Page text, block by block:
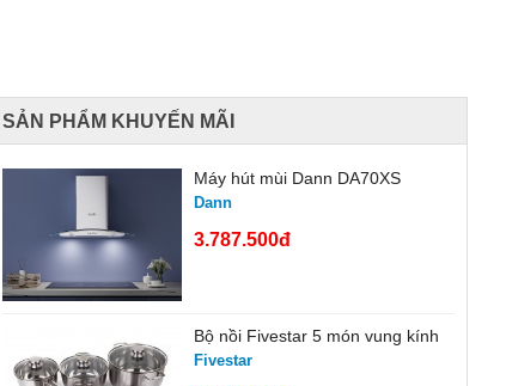
SẢN PHẨM KHUYẾN MÃI
Máy hút mùi Dann DA70XS
Dann
3.787.500đ
Bộ nồi Fivestar 5 món vung kính
Fivestar